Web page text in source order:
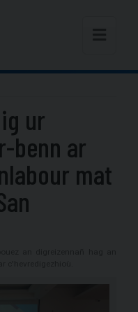
ur
benn ar
mat